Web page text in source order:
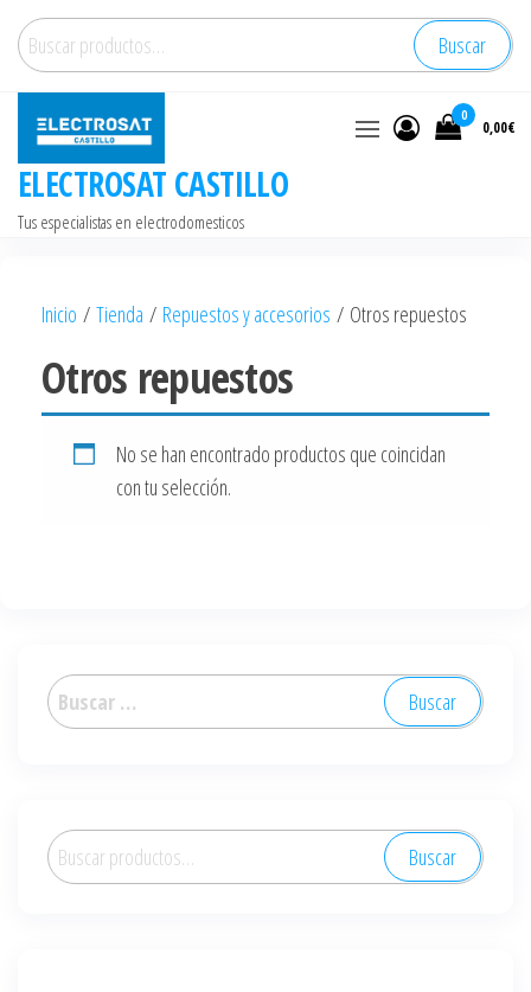
Saltar
contenido
Buscar
por:
Buscar
ELECTROSAT CASTILLO
Tus especialistas en electrodomesticos
0
0,00€
Inicio / Tienda / Repuestos y accesorios / Otros repuestos
Otros repuestos
No se han encontrado productos que coincidan
con tu selección.
Buscar:
Buscar
por:
Buscar